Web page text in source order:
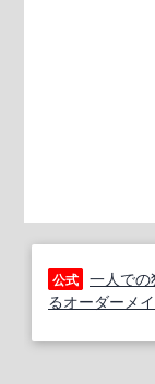
公式 一人で
るオーダーメ